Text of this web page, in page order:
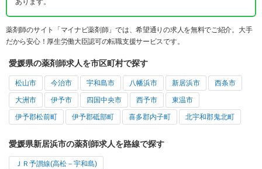
あります。
薬剤師のサイト「マイナビ薬剤師」では、希望通りの求人を無料でご紹介。大手
だから安心！厚生労働大臣認可の転職支援サービスです。
愛媛県の薬剤師求人を市区町村で探す
松山市 今治市 宇和島市 八幡浜市 新居浜市 西条市
大洲市 伊予市 四国中央市 西予市 東温市
伊予郡松前町 伊予郡砥部町 喜多郡内子町 北宇和郡鬼北町
愛媛県新居浜市の薬剤師求人を路線で探す
ＪＲ予讃線(高松－宇和島)